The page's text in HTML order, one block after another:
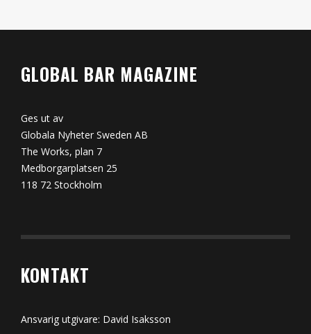
GLOBAL BAR MAGAZINE
Ges ut av
Globala Nyheter Sweden AB
The Works, plan 7
Medborgarplatsen 25
118 72 Stockholm
KONTAKT
Ansvarig utgivare: David Isaksson